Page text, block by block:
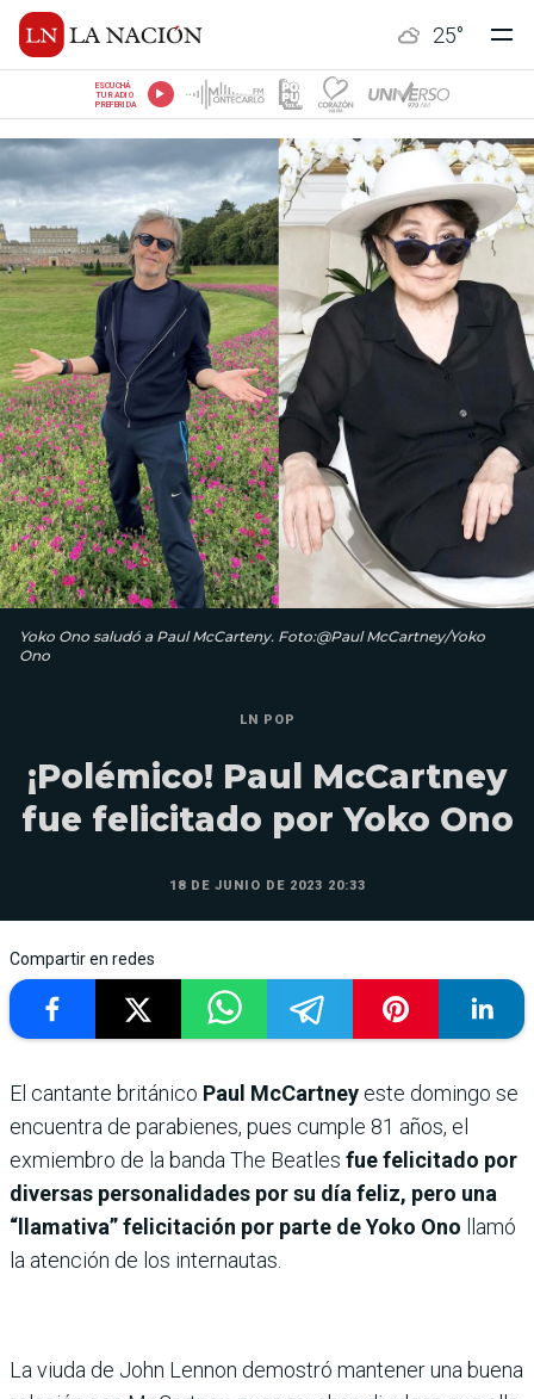
25°
ESCUCHÁ
TU RADIO
PREFERIDA
Yoko Ono saludó a Paul McCarteny. Foto:@Paul McCartney/Yoko
Ono
LN POP
¡Polémico! Paul McCartney
fue felicitado por Yoko Ono
18 DE JUNIO DE 2023 20:33
Compartir en redes
El cantante británico Paul McCartney este domingo se
encuentra de parabienes, pues cumple 81 años, el
exmiembro de la banda The Beatles fue felicitado por
diversas personalidades por su día feliz, pero una
“llamativa” felicitación por parte de Yoko Ono llamó
la atención de los internautas.
La viuda de John Lennon demostró mantener una buena